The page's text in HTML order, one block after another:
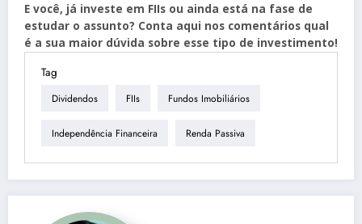
E você, já investe em FIIs ou ainda está na fase de
estudar o assunto? Conta aqui nos comentários qual
é a sua maior dúvida sobre esse tipo de investimento!
Tag
Dividendos FIIs Fundos Imobiliários
Independência Financeira Renda Passiva